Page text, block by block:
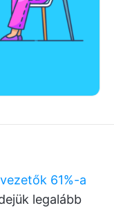
61%-a
legalább